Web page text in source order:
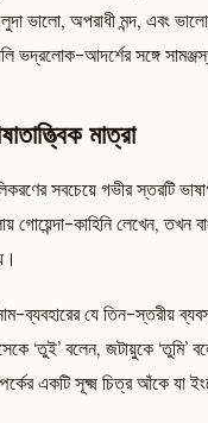
ভালো, অপরাধী মন্দ, এবং
ভদ্রলোক-আদর্শের সঙ্গে
মাত্রা
সবচেয়ে গভীর স্তরটি
গোয়েন্দা-কাহিনি লেখেন, তখন
ব্যবহারের যে তিন-স্তরীয়
‘তুই’ বলেন, জটায়ুকে ‘তুমি’
একটি সূক্ষ্ম চিত্র আঁকে যা